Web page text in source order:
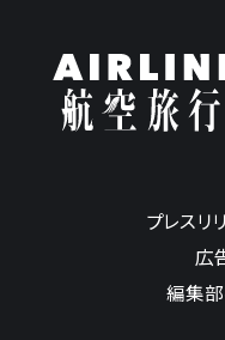
プレスリ
広
編集